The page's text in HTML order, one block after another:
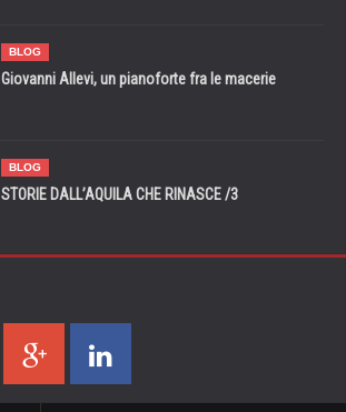
BLOG
Giovanni Allevi, un pianoforte fra le macerie
BLOG
STORIE DALL’AQUILA CHE RINASCE /3